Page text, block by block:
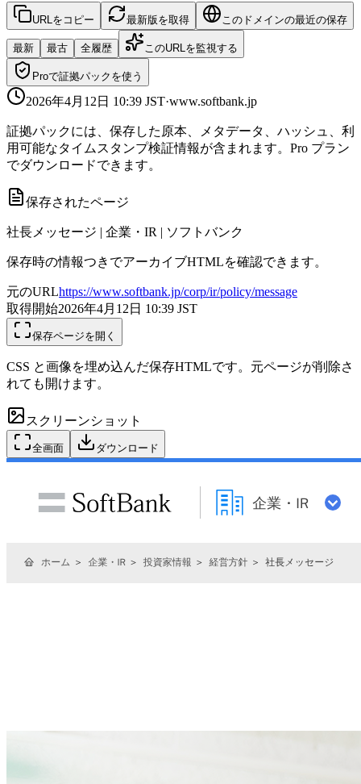
URLをコピー 最新版を取得 このドメインの最近の保存
最新 最古 全履歴 このURLを監視する
Proで証拠パックを使う
2026年4月12日 10:39 JST·www.softbank.jp
証拠パックには、保存した原本、メタデータ、ハッシュ、利
用可能なタイムスタンプ検証情報が含まれます。Pro プラン
でダウンロードできます。
保存されたページ
社長メッセージ | 企業・IR | ソフトバンク
保存時の情報つきでアーカイブHTMLを確認できます。
元のURLhttps://www.softbank.jp/corp/ir/policy/message
取得開始2026年4月12日 10:39 JST
保存ページを開く
CSS と画像を埋め込んだ保存HTMLです。元ページが削除さ
れても開けます。
スクリーンショット
全画面 ダウンロード